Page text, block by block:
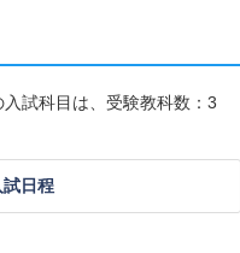
入試科目は、受験教科数：3
試日程